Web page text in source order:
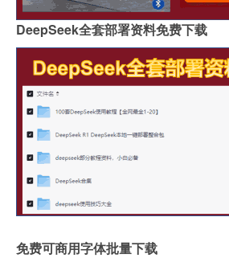
DeepSeek全套部署资料免费下载
免费可商用字体批量下载